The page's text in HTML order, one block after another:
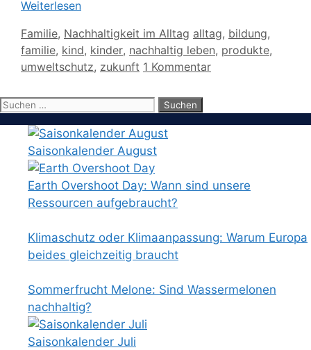
Weiterlesen
Kategorien
Familie, Nachhaltigkeit im Alltag Schlagwörter
alltag, bildung,
familie, kind, kinder, nachhaltig leben, produkte,
umweltschutz, zukunft 1 Kommentar
Suchen
Saisonkalender August
Earth Overshoot Day: Wann sind unsere
Ressourcen aufgebraucht?
Klimaschutz oder Klimaanpassung: Warum Europa
beides gleichzeitig braucht
Sommerfrucht Melone: Sind Wassermelonen
nachhaltig?
Saisonkalender Juli